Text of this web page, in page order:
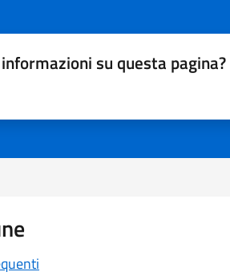
su questa pagina?